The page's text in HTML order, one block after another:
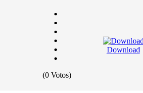
(0 Votos)
Download